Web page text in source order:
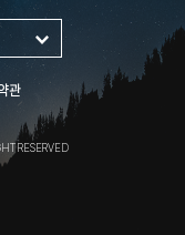
관
RESERVED